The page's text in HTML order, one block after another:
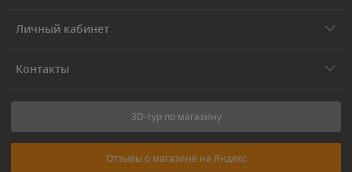
Личный кабинет
Контакты
3D-тур по магазину
Отзывы о магазине на Яндекс